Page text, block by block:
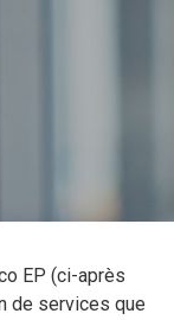
EP (ci-après
de services que